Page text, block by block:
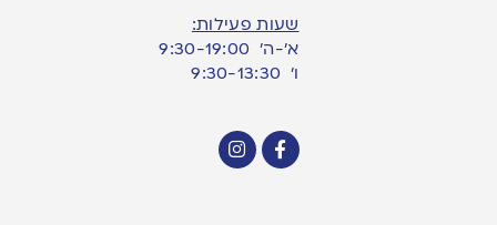
שעות פעילות:
א’-ה’ 9:30-19:00
ו׳ 9:30-13:30